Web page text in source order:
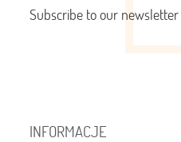
Subscribe to our
INFORMACJE